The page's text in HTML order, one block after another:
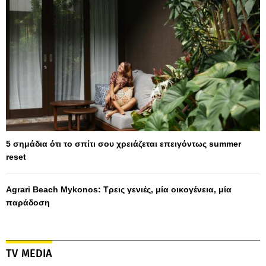
5 σημάδια ότι το σπίτι σου χρειάζεται επειγόντως summer
reset
Agrari Beach Mykonos: Τρεις γενιές, μία οικογένεια, μία
παράδοση
TV MEDIA